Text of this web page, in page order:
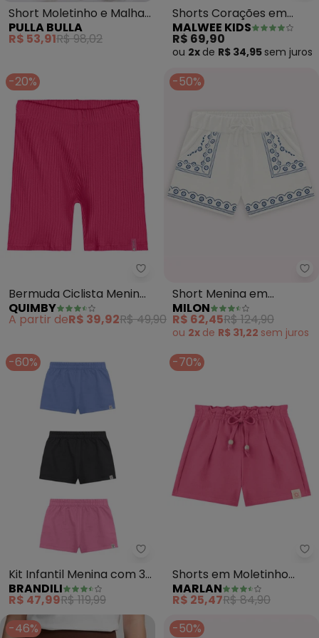
Short Moletinho e Malha
Foil (Preto)
PULLA BULLA
R$ 53,91R$ 98,02
Shorts Corações em
Cotton (Rosa)
MALWEE KIDS
R$ 69,90
ou 2x de R$ 34,95 sem juros
-20%
Quimby - Bermuda Ciclista
Bermuda Ciclista Menina
(Rosa)
QUIMBY
A partir deR$ 39,92R$ 49,90
-50%
Short Menina em
Moletinho Milon (Off
White)
MILON
R$ 62,45R$ 124,90
ou 2x de R$ 31,22 sem juros
-60%
Brandili - Kit Infantil Menina
Kit Infantil Menina com 3
Shorts (Sortidos)
BRANDILI
R$ 47,99R$ 119,99
-70%
Shorts em Moletinho
(Rosa)
MARLAN
R$ 25,47R$ 84,90
-46%
-50%